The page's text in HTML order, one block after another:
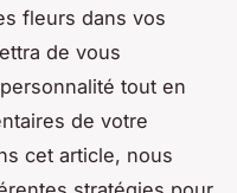
fleurs dans vos
de vous
tout en
de votre
cet article, nous